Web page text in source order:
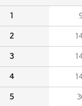
1
2
3
4
5